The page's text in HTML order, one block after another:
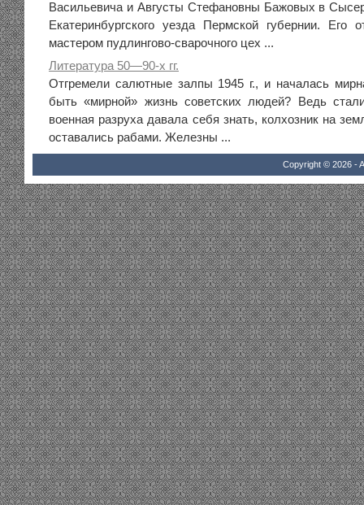
Васильевича и Августы Стефановны Бажовых в
Екатеринбургского уезда Пермской губернии.
мастером пудлингово-сварочного цех ...
Литература 50—90-х гг.
Отгремели салютные залпы 1945 г., и началась
быть «мирной» жизнь советских людей? Ведь
военная разруха давала себя знать, колхозник на
оставались рабами. Железны ...
Copyright © 2026 -